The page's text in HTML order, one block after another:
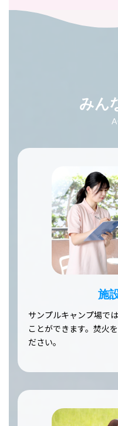
みん
施
サンプルキャンプ場で
ことができます。焚火
ださい。